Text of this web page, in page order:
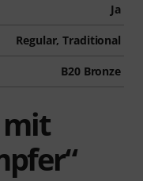
Ja
Regular, Traditional
B20 Bronze
mit